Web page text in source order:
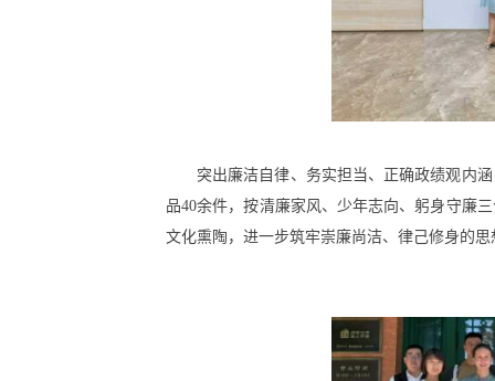
突出廉洁自律、务实担当、正确政绩观内
品40余件，按清廉家风、少年志向、躬身守廉
文化熏陶，进一步筑牢崇廉尚洁、律己修身的思